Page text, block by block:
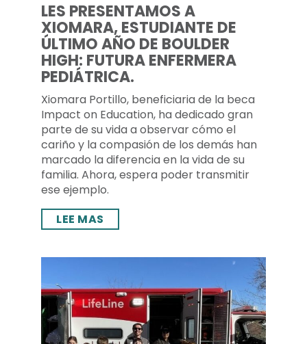
LES PRESENTAMOS A
XIOMARA, ESTUDIANTE DE
ÚLTIMO AÑO DE BOULDER
HIGH: FUTURA ENFERMERA
PEDIÁTRICA.
Xiomara Portillo, beneficiaria de la beca
Impact on Education, ha dedicado gran
parte de su vida a observar cómo el
cariño y la compasión de los demás han
marcado la diferencia en la vida de su
familia. Ahora, espera poder transmitir
ese ejemplo.
LEE MAS